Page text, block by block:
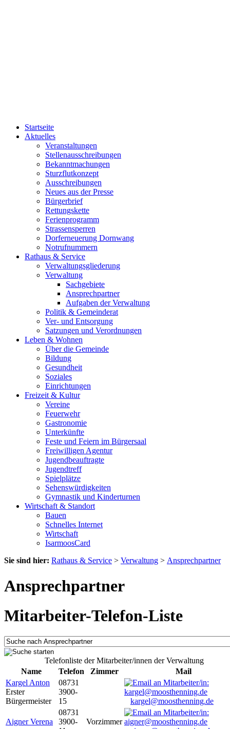
Startseite
Aktuelles
Veranstaltungen
Stellenausschreibungen
Bekanntmachungen
Sturzflutkonzept
Ausschreibungen
Neues aus der Presse
Bürgerbrief
Rettungskette
Ferienprogramm
Strassensperren
Dorferneuerung Dornwang
Notrufnummern
Rathaus & Service
Verwaltungsgliederung
Verwaltung
Sachgebiete
Ansprechpartner
Aufgaben der Verwaltung
Politik & Gemeinderat
Ver- und Entsorgung
Satzungen und Verordnungen
Leben & Wohnen
Über die Gemeinde
Bildung
Gesundheit
Soziales
Einrichtungen
Freizeit & Kultur
Vereine
Feuerwehr
Gastronomie
Unterkünfte
Feste und Feiern im Bürgersaal
Freiwilligen Agentur
Jugendbeauftragte
Jugendtreff
Spielplätze
Sehenswürdigkeiten
Gymnastik und Kinderturnen
Wirtschaft & Standort
Bauen
Schnelles Internet
Wirtschaft
IsarmoosCard
Sie sind hier: Rathaus & Service > Verwaltung > Ansprechpartner
Ansprechpartner
Mitarbeiter-Telefon-Liste
Telefonliste der Mitarbeiter/innen der Verwaltung
Name
Telefon Zimmer
Mail
Kargel Anton
Erster
Bürgermeister
08731
3900-
15
kargel@moosthenning.de
Aigner Verena
08731
3900-
Vorzimmer